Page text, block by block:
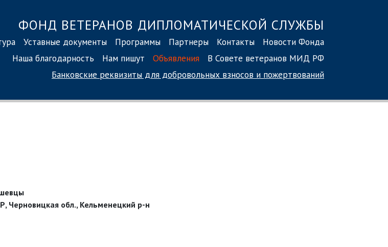
ФОНД ВЕТЕРАНОВ ДИПЛОМАТИЧЕСКОЙ СЛУЖБЫ
Уставные документы Программы Партнеры Контакты
Новости Фонда
Наша благодарность
Нам пишут Объявления
В Совете ветеранов МИД РФ
Банковские реквизиты для добровольных взносов и пожертвований
Черновицкая обл., Кельменецкий р-н